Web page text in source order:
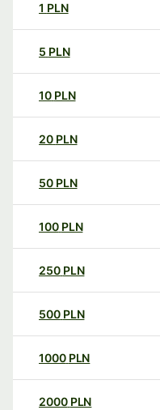
1 PLN
5 PLN
10 PLN
20 PLN
50 PLN
100 PLN
250 PLN
500 PLN
1000 PLN
2000 PLN